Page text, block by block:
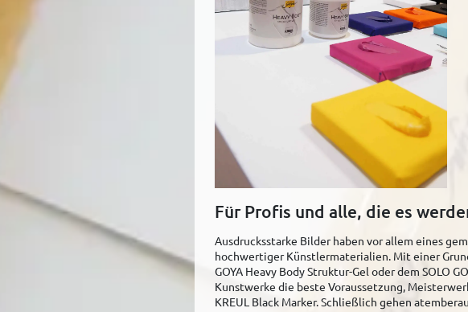
Für Profis und alle, die es
Ausdrucksstarke Bilder haben vor allem eines
hochwertiger Künstlermaterialien. Mit einer
GOYA Heavy Body Struktur-Gel oder dem SOLO
Kunstwerke die beste Voraussetzung,
KREUL Black Marker. Schließlich gehen